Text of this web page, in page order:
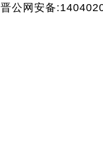
晋公网安备